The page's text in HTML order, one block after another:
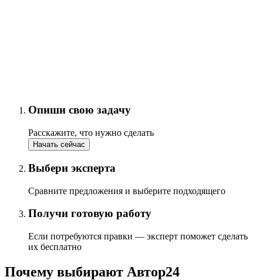
Опиши свою задачу
Расскажите, что нужно сделать
Начать сейчас
Выбери эксперта
Сравните предложения и выберите подходящего
Получи готовую работу
Если потребуются правки — эксперт поможет сделать
их бесплатно
Почему выбирают Автор24